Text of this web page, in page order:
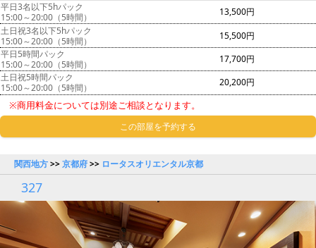
平日3名以下5hパック
15:00～20:00（5時間）
13,500円
土日祝3名以下5hパック
15:00～20:00（5時間）
15,500円
平日5時間パック
15:00～20:00（5時間）
17,700円
土日祝5時間パック
15:00～20:00（5時間）
20,200円
※商用料金については別途ご相談となります。
この部屋を予約する
関西地方>>京都府>> ロータスオリエンタル京都
327